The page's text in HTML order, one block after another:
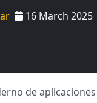
16 March 2025
de